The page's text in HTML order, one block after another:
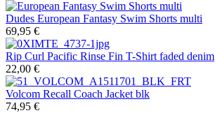
Dudes European Fantasy Swim Shorts multi
69,95 €
Rip Curl Pacific Rinse Fin T-Shirt faded denim
22,00 €
Volcom Recall Coach Jacket blk
74,95 €